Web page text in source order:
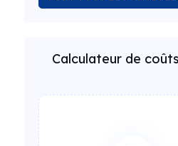
Calculateur de